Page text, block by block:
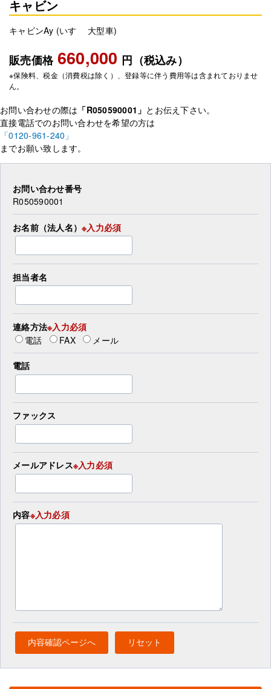
キャビン
キャビンAy (いすゞ 大型車)
販売価格 660,000 円（税込み）
※保険料、税金（消費税は除く）、登録等に伴う費用等は含まれておりませ
ん。
お問い合わせの際は 「R050590001」 とお伝え下さい。
直接電話でのお問い合わせを希望の方は
「0120-961-240」
までお願い致します。
お問い合わせ番号
R050590001
お名前（法人名） ※入力必須
担当者名
連絡方法※入力必須
電話
FAX メール
電話
ファックス
メールアドレス※入力必須
内容※入力必須